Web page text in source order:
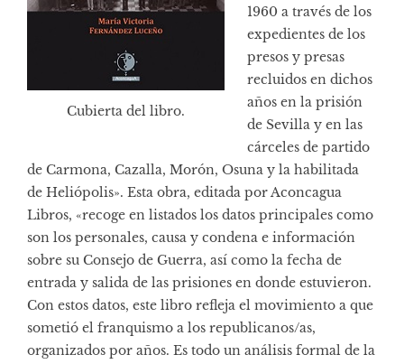
Cubierta del libro.
1960 a través de los
expedientes de los
presos y presas
recluidos en dichos
años en la prisión
de Sevilla y en las
cárceles de partido
de Carmona, Cazalla, Morón, Osuna y la habilitada
de Heliópolis». Esta obra, editada por Aconcagua
Libros, «recoge en listados los datos principales como
son los personales, causa y condena e información
sobre su Consejo de Guerra, así como la fecha de
entrada y salida de las prisiones en donde estuvieron.
Con estos datos, este libro refleja el movimiento a que
sometió el franquismo a los republicanos/as,
organizados por años. Es todo un análisis formal de la